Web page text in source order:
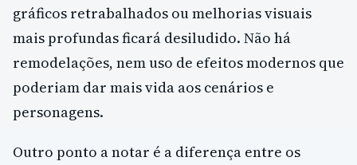
gráficos retrabalhados ou melhorias visuais
mais profundas ficará desiludido. Não há
remodelações, nem uso de efeitos modernos que
poderiam dar mais vida aos cenários e
personagens.
Outro ponto a notar é a diferença entre os